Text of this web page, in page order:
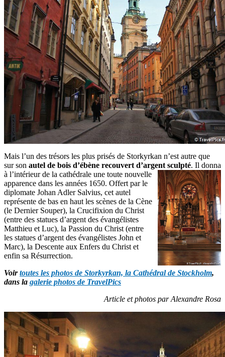
Mais l’un des trésors les plus prisés de Storkyrkan n’est autre que
sur son autel de bois d’ébène recouvert d’argent sculpté. Il donna
à l’intérieur de la cathédrale une toute nouvelle
apparence dans les années 1650. Offert par le
diplomate Johan Adler Salvius, cet autel
représente de bas en haut les scènes de la Cène
(le Dernier Souper), la Crucifixion du Christ
(entre des statues d’argent des évangélistes
Matthieu et Luc), la Passion du Christ (entre
les statues d’argent des évangélistes John et
Marc), la Descente aux Enfers du Christ et
enfin sa Résurrection.
Voirtoutes les photos de Storkyrkan, la Cathédral de Stockholm,
dans la galerie photos de TravelPics
Article et photos par Alexandre Rosa